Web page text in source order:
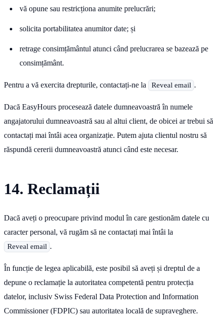
vă opune sau restricționa anumite prelucrări;
solicita portabilitatea anumitor date; și
retrage consimțământul atunci când prelucrarea se bazează pe
consimțământ.
Pentru a vă exercita drepturile, contactați-ne la Reveal email .
Dacă EasyHours procesează datele dumneavoastră în numele
angajatorului dumneavoastră sau al altui client, de obicei ar trebui să
contactați mai întâi acea organizație. Putem ajuta clientul nostru să
răspundă cererii dumneavoastră atunci când este necesar.
14. Reclamații
Dacă aveți o preocupare privind modul în care gestionăm datele cu
caracter personal, vă rugăm să ne contactați mai întâi la
Reveal email .
În funcție de legea aplicabilă, este posibil să aveți și dreptul de a
depune o reclamație la autoritatea competentă pentru protecția
datelor, inclusiv Swiss Federal Data Protection and Information
Commissioner (FDPIC) sau autoritatea locală de supraveghere.